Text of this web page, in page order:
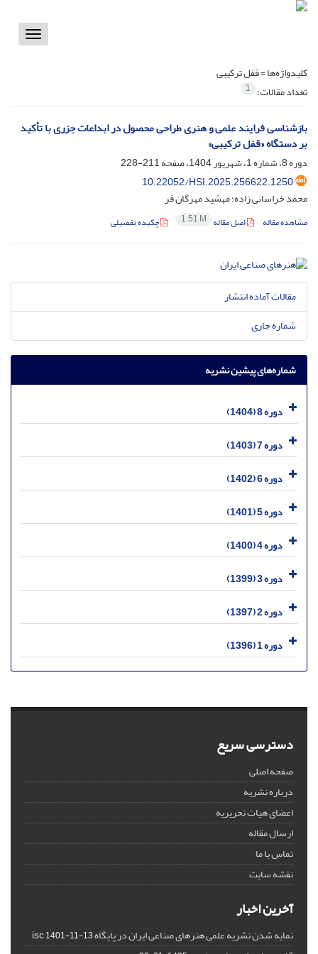
Toggle
کلیدواژه‌ها =قفل ترکیبی
تعداد مقالات: 1
بازشناسی فرایند علمی و هنری طراحی محصول در ابداعات جزری با تأکید
بر دستگاه «قفل ترکیبی»
دوره 8، شماره 1، شهریور 1404، صفحه
211-228
10.22052/HSI.2025.256622.1250
محمد خراسانی زاده؛ مهشید مهرگان فر
مشاهده مقاله اصل مقاله 1.51 M چکیده تفصیلی
مقالات آماده انتشار
شماره جاری
شماره‌های پیشین نشریه
دوره 8 (1404)
دوره 7 (1403)
دوره 6 (1402)
دوره 5 (1401)
دوره 4 (1400)
دوره 3 (1399)
دوره 2 (1397)
دوره 1 (1396)
دسترسی سریع
صفحه اصلی
درباره نشریه
اعضای هیات تحریریه
ارسال مقاله
تماس با ما
نقشه سایت
آخرین اخبار
نمایه شدن نشریه علمی هنرهای صناعی ایران در پایگاه isc1401-11-13